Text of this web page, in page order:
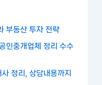
부동산 투자 전략
인중개업체 정리 수수
정리, 상담내용까지